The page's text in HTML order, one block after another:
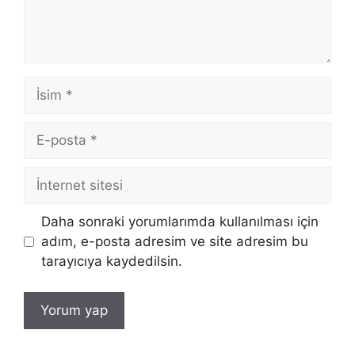
İsim
posta
İnternet
Daha sonraki yorumlarımda kullanılması için
adım, e-posta adresim ve site adresim bu
tarayıcıya kaydedilsin.